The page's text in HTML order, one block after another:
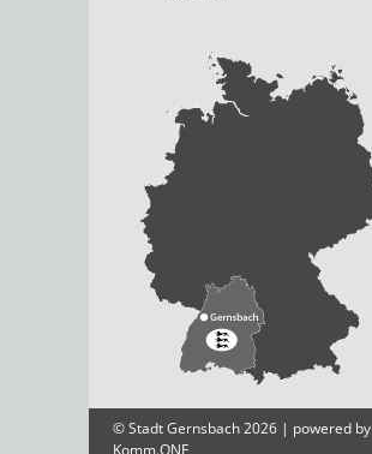
© Stadt Gernsbach 2026 | powered by
Komm.ONE